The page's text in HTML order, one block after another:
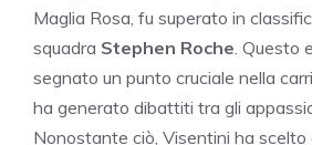
Maglia Rosa, fu superato in
squadra Stephen Roche . Questo
segnato un punto cruciale nella
ha generato dibattiti tra gli
Nonostante ciò, Visentini ha